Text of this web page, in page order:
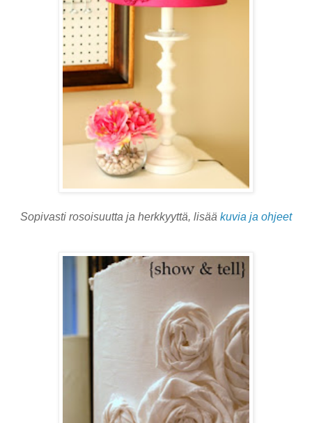
Sopivasti rosoisuutta ja herkkyyttä, lisää kuvia ja ohjeet